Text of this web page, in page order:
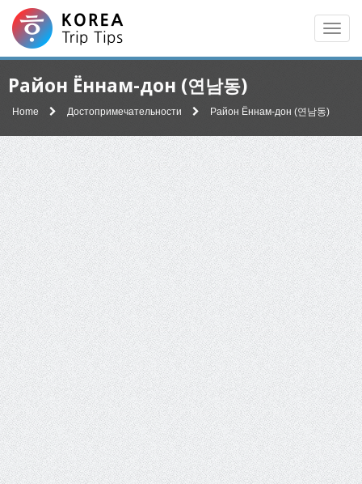
Район Ённам-дон (연남동)
Home Достопримечательности Район Ённам-дон (연남동)